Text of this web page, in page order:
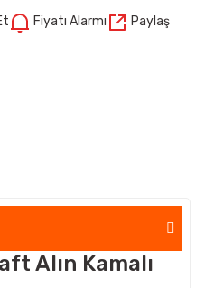
Fiyatı Alarmı Paylaş
Alın Kamalı